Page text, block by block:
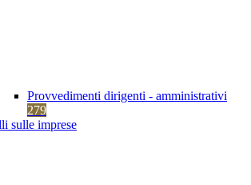
Provvedimenti dirigenti - amministrativi
279
sulle imprese